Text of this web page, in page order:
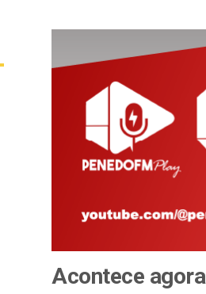
Acontece agora